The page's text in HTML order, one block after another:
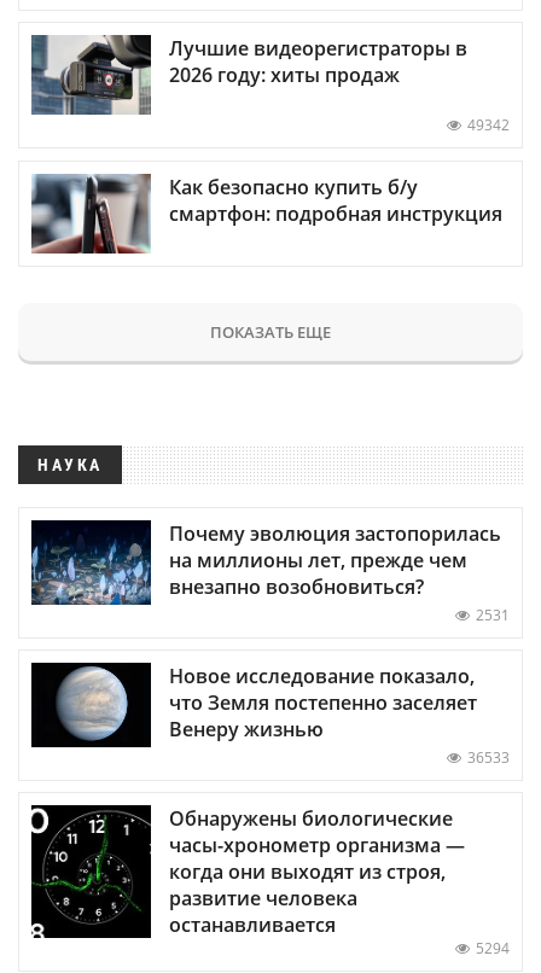
Лучшие видеорегистраторы в
2026 году: хиты продаж
49342
Как безопасно купить б/у
смартфон: подробная инструкция
ПОКАЗАТЬ ЕЩЕ
НАУКА
Почему эволюция застопорилась
на миллионы лет, прежде чем
внезапно возобновиться?
2531
Новое исследование показало,
что Земля постепенно заселяет
Венеру жизнью
36533
Обнаружены биологические
часы-хронометр организма —
когда они выходят из строя,
развитие человека
останавливается
5294